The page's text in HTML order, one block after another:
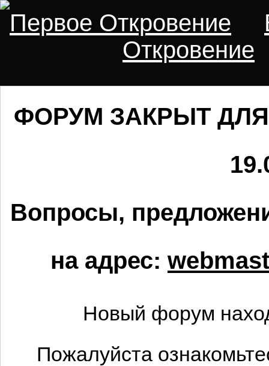
Первое Откровение
Откровение
ФОРУМ ЗАКРЫТ
Вопросы,
на адрес:
Новый форум
Пожалуйста